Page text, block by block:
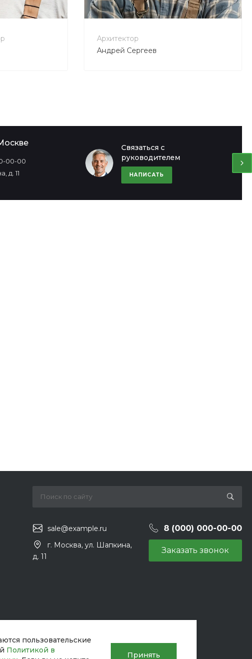
пользовательские
Политикой в
Принять
Архитектор
Андрей Сергеев
no-reply@intecweb.ru
Связаться с
руководителем
НАПИСАТЬ
00-00
д. 11
Офис в Москве
8 (000) 000-00-00
ул. Шапкина, д. 11
8 (000) 000-
ул. Шапкина, д.
sale@example.ru 8 (000) 000-00-00
г. Москва, ул. Шапкина,
д. 11
Заказать звонок